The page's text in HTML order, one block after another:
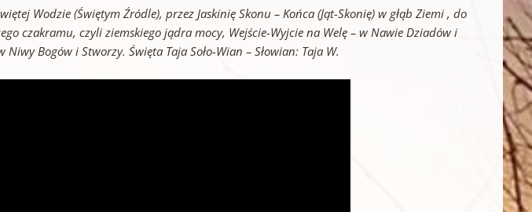
Wodzie (Świętym Źródle), przez Jaskinię Skonu – Końca (Jąt-Skonię) w głąb Ziemi , do
czakramu, czyli ziemskiego jądra mocy, Wejście-Wyjcie na Welę – w Nawie Dziadów i
Niwy Bogów i Stworzy. Święta Taja Soło-Wian – Słowian: Taja W.